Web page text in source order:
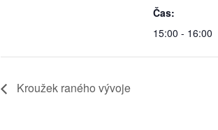
Čas:
15:00 - 16:00
Kroužek raného vývoje